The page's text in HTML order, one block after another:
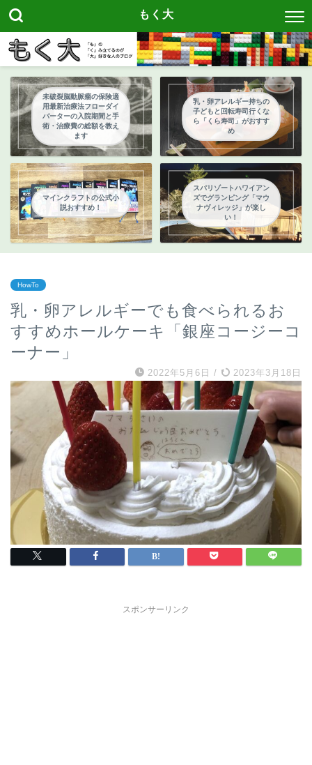
もく大
未破裂脳動脈瘤の保険適
用最新治療法フローダイ
バーターの入院期間と手
術・治療費の総額を教え
ます
乳・卵アレルギー持ちの
子どもと回転寿司行くな
ら「くら寿司」がおすす
め
マインクラフトの公式小
説おすすめ！
スパリゾートハワイアン
ズでグランピング「マウ
ナヴィレッジ」が楽し
い！
HowTo
乳・卵アレルギーでも食べられるお
すすめホールケーキ「銀座コージーコ
ーナー」
2022年5月6日 / 2023年3月18日
スポンサーリンク